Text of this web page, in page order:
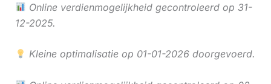
Online verdienmogelijkheid gecontroleerd op 31-
12-2025.
Kleine optimalisatie op 01-01-2026 doorgevoerd.